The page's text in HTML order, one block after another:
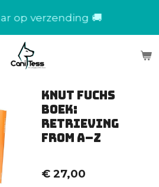
op verzending 🚚
Knut Fuchs
Boek:
Retrieving
from A–Z
€ 27,00